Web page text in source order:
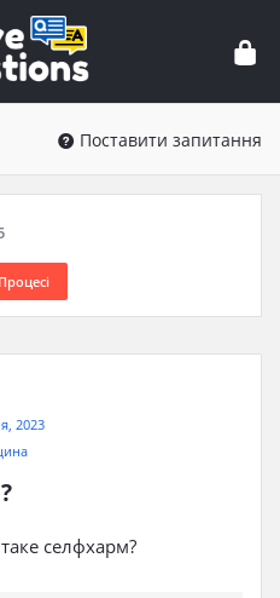
Поставити запитання
2023
селфхарм?